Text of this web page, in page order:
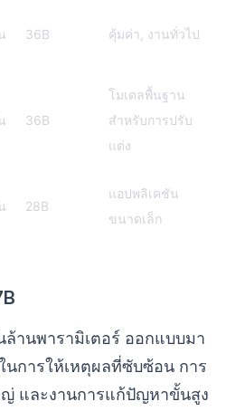
36B คุ้มค่า, งานทั่วไป
36B
โมเดลพื้นฐาน
สำหรับการปรับ
แต่ง
28B
แอปพลิเคชัน
ขนาดเล็ก
ล้านพารามิเตอร์ ออกแบบมา
นการให้เหตุผลที่ซับซ้อน การ
และงานการแก้ปัญหาขั้นสูง